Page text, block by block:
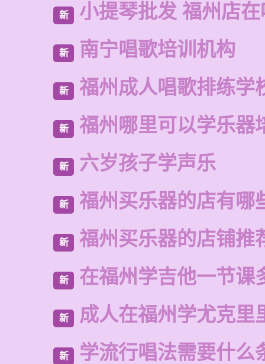
新 小提琴批发 福州店
新 南宁唱歌培训机构
新 福州成人唱歌排练学
新 福州哪里可以学乐器
新 六岁孩子学声乐
新 福州买乐器的店有哪
新 福州买乐器的店铺推
新 在福州学吉他一节课
新 成人在福州学尤克里
新 学流行唱法需要什么